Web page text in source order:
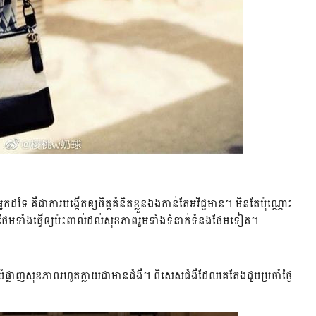
ៃ ​គឺ​ជា​ការ​បង្កើត​ឲ្យ​ចិត្ត​គំនិត​ខ្លួន​ឯង​កាន់​តែ​អវិជ្ជមាន។ ​មិន​តែ​ប៉ុណ្ណោះ
ែម​ទាំង​ធ្វើ​ឲ្យ​ប៉ះ​ពាល់​ដល់​សុខភាព​រួម​ទាំង​ទំនាក់​ទំនង​ថែម​ទៀត។
ញ​សុខភាព​រហូត​ក្លាយ​ជា​មាន​ជំ​ងឺ​។ ​ពិសេស​ជំ​ងឺ​ដែល​គេ​តែង​ជួប​​ប្រចាំ​​ថ្ងៃ